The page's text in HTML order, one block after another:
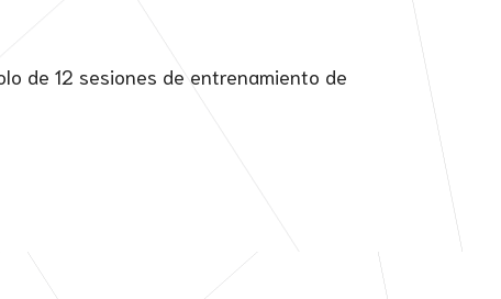
de 12 sesiones de entrenamiento de